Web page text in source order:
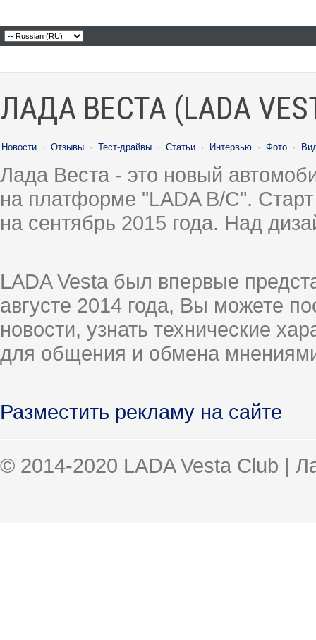
ЛАДА ВЕСТА (LADA
Новости · Отзывы · Тест-драйвы · Статьи · Интервью · Фото ·
Лада Веста - это новый
на платформе "LADA B/C".
на сентябрь 2015 года. Над
LADA Vesta был впервые
августе 2014 года, Вы можете
новости, узнать технические
для общения и обмена
Разместить рекламу на сайте
© 2014-2020 LADA Vesta Club |